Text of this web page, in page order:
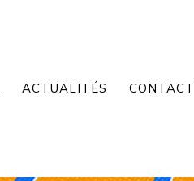
ACTUALITÉS CONTACT